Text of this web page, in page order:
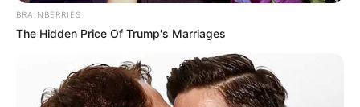
BRAINBERRIES
The Hidden Price Of Trump's Marriages